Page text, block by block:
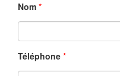
Nom *
Téléphone *